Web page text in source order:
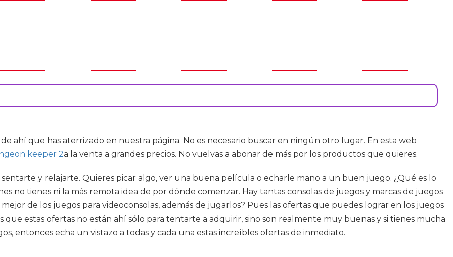
ahí que has aterrizado en nuestra página. No es necesario buscar en ningún otro lugar. En esta web
keeper 2a la venta a grandes precios. No vuelvas a abonar de más por los productos que quieres.
y relajarte. Quieres picar algo, ver una buena película o echarle mano a un buen juego. ¿Qué es lo
no tienes ni la más remota idea de por dónde comenzar. Hay tantas consolas de juegos y marcas de juegos
de los juegos para videoconsolas, además de jugarlos? Pues las ofertas que puedes lograr en los juegos
que estas ofertas no están ahí sólo para tentarte a adquirir, sino son realmente muy buenas y si tienes mucha
entonces echa un vistazo a todas y cada una estas increíbles ofertas de inmediato.